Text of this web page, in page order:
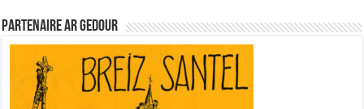
Partenaire Ar Gedour